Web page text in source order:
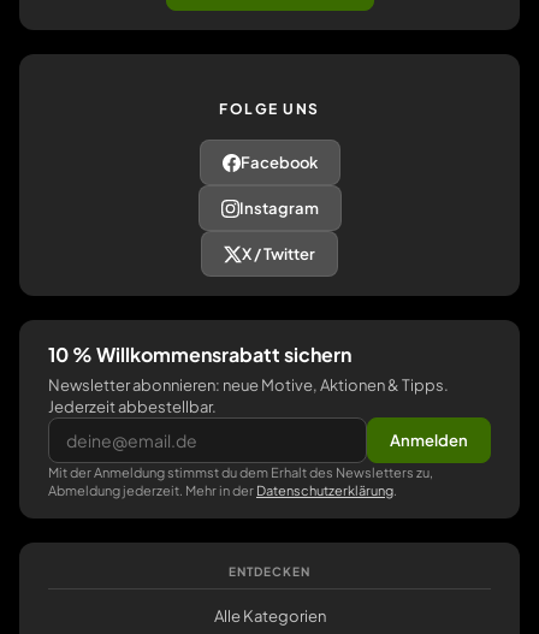
FOLGE UNS
Facebook
Instagram
X / Twitter
10 % Willkommensrabatt sichern
Newsletter abonnieren: neue Motive, Aktionen & Tipps.
Jederzeit abbestellbar.
Anmelden
Mit der Anmeldung stimmst du dem Erhalt des Newsletters zu,
Abmeldung jederzeit. Mehr in der Datenschutzerklärung
ENTDECKEN
Alle Kategorien